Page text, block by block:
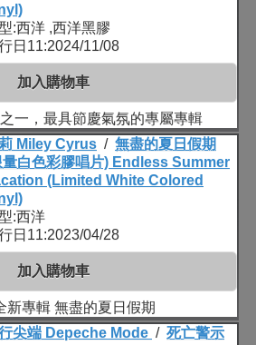
:西洋 ,西洋黑膠
日11:2024/11/08
加入購物車
一，最具節慶氣氛的專屬專輯
Miley Cyrus / 無盡的夏日假期
量白色彩膠唱片) Endless Summer
(Limited White Colored
:西洋
日11:2023/04/28
加入購物車
新專輯 無盡的夏日假期
尖端 Depeche Mode / 死亡警示